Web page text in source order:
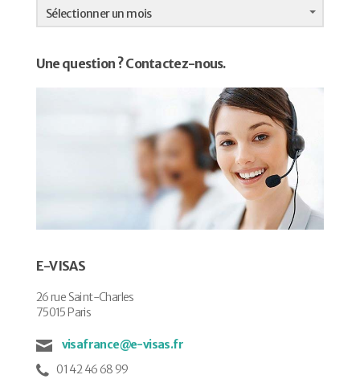
les
articles
Sélectionner un mois
Une question ? Contactez-nous.
E-VISAS
26 rue Saint-Charles
75015 Paris
visafrance@e-visas.fr
01 42 46 68 99